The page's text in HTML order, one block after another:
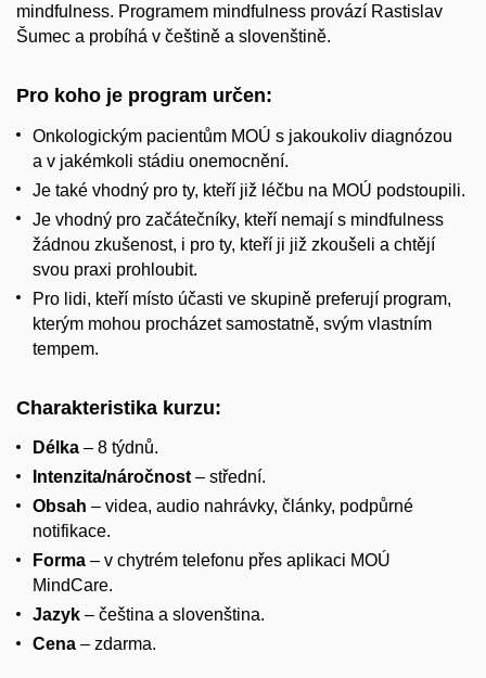
mindfulness. Programem mindfulness provází Rastislav
Šumec a probíhá v češtině a slovenštině.
Pro koho je program určen:
Onkologickým pacientům MOÚ s jakoukoliv diagnózou
a v jakémkoli stádiu onemocnění.
Je také vhodný pro ty, kteří již léčbu na MOÚ podstoupili.
Je vhodný pro začátečníky, kteří nemají s mindfulness
žádnou zkušenost, i pro ty, kteří ji již zkoušeli a chtějí
svou praxi prohloubit.
Pro lidi, kteří místo účasti ve skupině preferují program,
kterým mohou procházet samostatně, svým vlastním
tempem.
Charakteristika kurzu:
Délka – 8 týdnů.
Intenzita/náročnost– střední.
Obsah – videa, audio nahrávky, články, podpůrné
notifikace.
Forma – v chytrém telefonu přes aplikaci MOÚ
MindCare.
Jazyk – čeština a slovenština.
Cena – zdarma.